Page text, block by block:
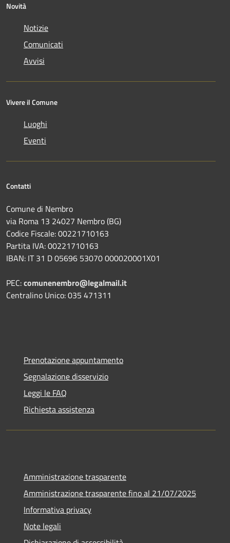
Novità
Notizie
Comunicati
Avvisi
Vivere il Comune
Luoghi
Eventi
Contatti
Comune di Nembro
via Roma 13 24027 Nembro (BG)
Codice Fiscale: 00221710163
Partita IVA: 00221710163
IBAN: IT 31 D 05696 53070 000020001X01
PEC:comunenembro@legalmail.it
Centralino Unico: 035 471311
Prenotazione appuntamento
Segnalazione disservizio
Leggi le FAQ
Richiesta assistenza
Amministrazione trasparente
Amministrazione trasparente fino al 21/07/2025
Informativa privacy
Note legali